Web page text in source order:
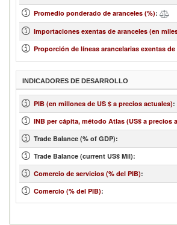
Promedio ponderado de aranceles (%):
Importaciones exentas de aranceles (en
Proporción de líneas arancelarias exentas de
INDICADORES DE DESARROLLO
PIB (en millones de US $ a precios actuales):
INB per cápita, método Atlas (US$ a precios
Trade Balance (% of GDP):
Trade Balance (current US$ Mil):
Comercio de servicios (% del PIB):
Comercio (% del PIB):